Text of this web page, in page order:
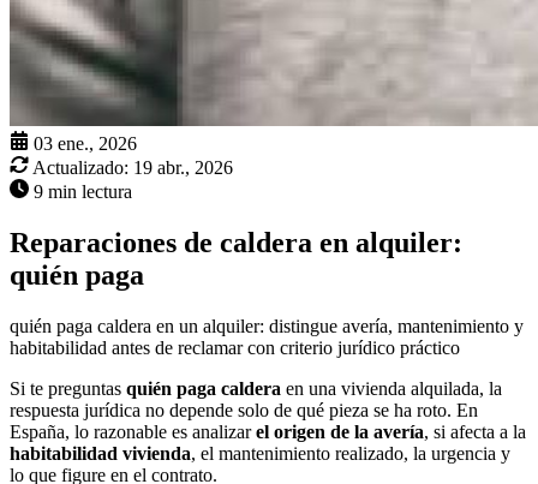
03 ene., 2026
Actualizado: 19 abr., 2026
9 min lectura
Reparaciones de caldera en alquiler:
quién paga
quién paga caldera en un alquiler: distingue avería, mantenimiento y
habitabilidad antes de reclamar con criterio jurídico práctico
Si te preguntas quién paga caldera en una vivienda alquilada, la
respuesta jurídica no depende solo de qué pieza se ha roto. En
España, lo razonable es analizarel origen de la avería, si afecta a la
habitabilidad vivienda, el mantenimiento realizado, la urgencia y
lo que figure en el contrato.